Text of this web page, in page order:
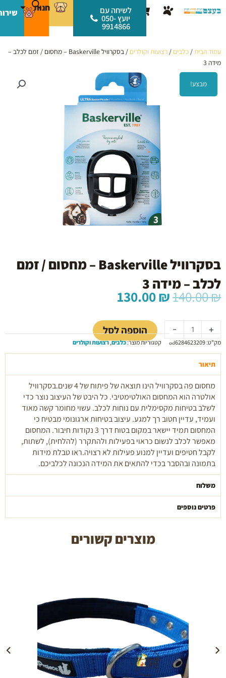
לתוכן
עגלת
קניות
לשיחה עם
יועץ 050-
9914866
חנות
עמוד הבית/ כלבים / רצועות וקולרים
/ בסקרוויל Baskerville – מחסום / זמם לכלב –
מידה 3
מבצע!
בסקרוויל Baskerville – מחסום / זמם
לכלב – מידה 3
140.00₪ המחיר
המקורי
היה:
140.00 ₪.
130.00₪
הוא:
130.00 ₪. -
של
בסקרוויל
Baskerville
-
/
זמם
לכלב
-
מידה
3
+ הוספה לסל
מק"ט:886284623209 קטגוריות מוצר:כלבים,רצועות וקולרים
תיאור
מחסום פה בסקרוויל הינו תוצאה של פיתוח של 4 שנים.בסקרוויל
אולטרה הוא המחסום האולטימטיבי. כל היבט של העיצוב נוצר כדי
לשלב בטיחות מקסימלית עם נוחות לכלב. עשוי מחומר קשה מאוד
ועמיד, עדיין חטוב רך למגע. עיצוב בטיחות ארגונומי מבטיח כי
המחסום תמיד יישאר במקום בטוח דרך 3 נקודות חיבור. המחסום
מאפשר לכלב לנשום כראוי בפעילות ולהתקרר (להלחית), לשתות,
לקבל חטיפים ועדיין למנוע פעילות לא רצויה.ראו טבלת מידות
בתמונה ובהסבר בכדי להתאים את המידה הנכונה לכלביכם.
משלוח
פרטים נוספים
מוצרים קשורים
הוספה לעגלה